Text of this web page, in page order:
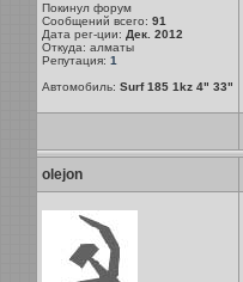
Покинул форум
Сообщений всего: 91
Дата рег-ции: Дек. 2012
Откуда: алматы
Репутация: 1
Автомобиль: Surf 185 1kz 4" 33"
olejon